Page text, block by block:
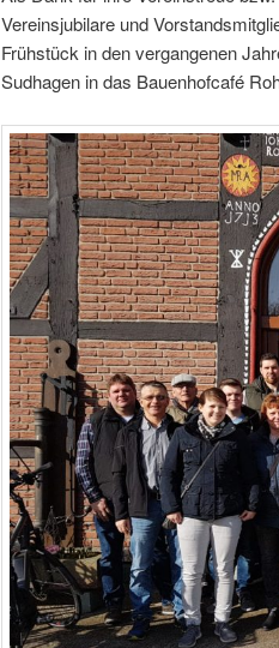
Vereinsjubilare und
Frühstück in den vergangenen
Sudhagen in das Bauenhofcafé